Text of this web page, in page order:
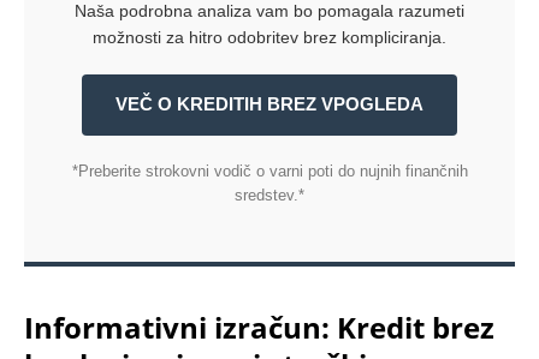
Naša podrobna analiza vam bo pomagala razumeti
možnosti za hitro odobritev brez kompliciranja.
VEČ O KREDITIH BREZ VPOGLEDA
*Preberite strokovni vodič o varni poti do nujnih finančnih
sredstev.*
Informativni izračun: Kredit brez